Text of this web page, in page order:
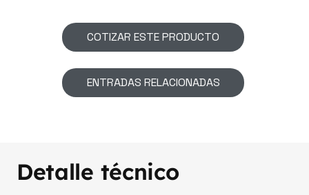
COTIZAR ESTE PRODUCTO
ENTRADAS RELACIONADAS
Detalle técnico